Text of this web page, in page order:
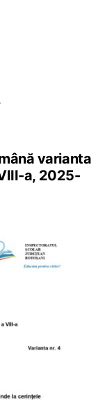
varianta
a, 2025-